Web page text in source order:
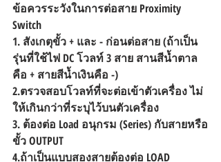
ข้อควรระวังในการต่อสาย Proximity
Switch
1. สังเกตุขั้ว + และ - ก่อนต่อสาย (ถ้าเป็น
รุ่นที่ใช้ไฟ DC โวลท์ 3 สาย สานสีน้ำตาล
คือ + สายสีน้ำเงินคือ -)
2.ตรวจสอบโวลท์ที่จะต่อเข้าตัวเครื่อง ไม่
ให้เกินกว่าที่ระบุไว้บนตัวเครื่อง
3. ต้องต่อ Load อนุกรม (Series) กับสายหรือ
ขั้ว OUTPUT
4.ถ้าเป็นแบบสองสายต้องต่อ LOAD